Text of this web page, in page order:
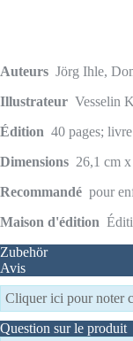
Auteurs Jörg Ihle,
Illustrateur Vesselin
Édition 40 pages;
Dimensions 26,1 cm
Recommandé pour
Maison d'édition
Zubehör
Avis
Cliquer ici pour noter
Question sur le produit